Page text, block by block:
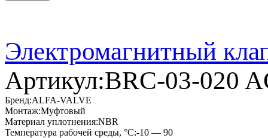
Электромагнитный
Артикул:BRC-03-020
Бренд:ALFA-VALVE
Монтаж:Муфтовый
Материал уплотнения:NBR
Температура рабочей среды, °C:-10 — 90